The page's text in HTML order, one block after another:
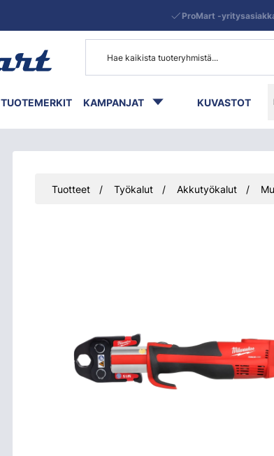
TUOTEMERKIT KAMPANJAT KUVASTOT
ProMart -
Tuotteet Työkalut Akkutyökalut